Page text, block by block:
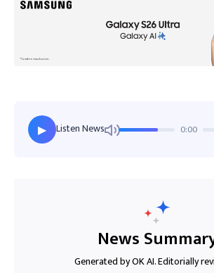
▶ Listen News 0:00
News
Generated by OK AI. Editorially